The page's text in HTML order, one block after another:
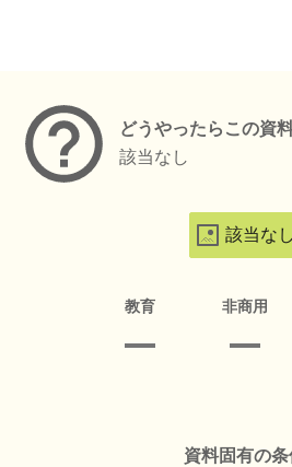
どうやったらこの資
該当なし
該当なし
教育 非商用
資料固有の